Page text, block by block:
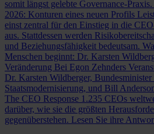
somit längst gelebte Governance-Praxis.
2026: Konturen eines neuen Profils
einst zentral für den Einstieg in die
aus. Stattdessen werden
und Beziehungsfähigkeit bedeutsam.
Menschen beginnt: Dr. Karsten
Veränderung Bei Egon Zehnders
Dr. Karsten Wildberger,
Staatsmodernisierung, und Bill
The CEO Response 1.235 CEOs
darüber, wie sie die größten
gegenüberstehen. Lesen Sie ihre